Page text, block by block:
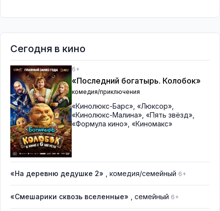
Сегодня в кино
6+
«Последний богатырь. Колобок»
комедия/приключения
«Кинолюкс-Барс» «Люксор»
«Кинолюкс-Малина» «Пять звёзд»
«Формула кино» «Киномакс»
«На деревню дедушке 2» , комедия/семейный 6+
«Смешарики сквозь вселенные» , семейный 6+